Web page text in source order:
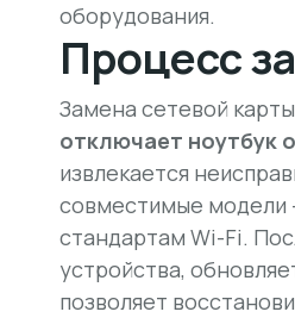
оборудования.
Процесс
Замена сетевой
отключает ноутбук
извлекается
совместимые модели
стандартам Wi-Fi.
устройства,
позволяет